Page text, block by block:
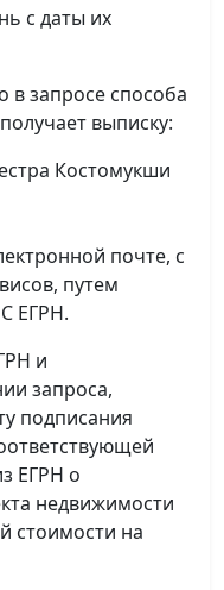
с даты их
в запросе способа
выписку:
Костомукши
почте, с
путем
ЕГРН.
и
запроса,
подписания
ЕГРН о
недвижимости
стоимости на